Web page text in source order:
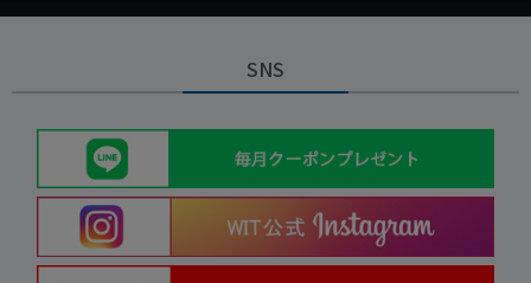
SNS